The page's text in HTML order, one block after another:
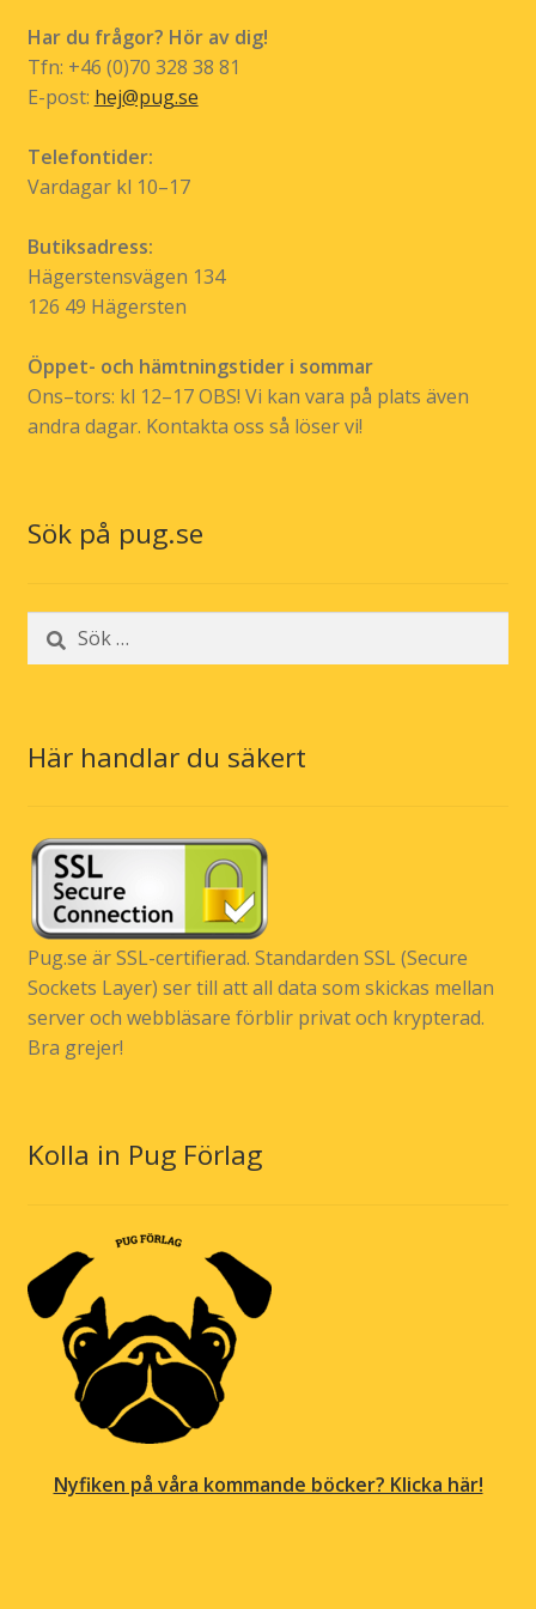
Har du frågor? Hör av dig!
Tfn: +46 (0)70 328 38 81
E-post: hej@pug.se
Telefontider:
Vardagar kl 10–17
Butiksadress:
Hägerstensvägen 134
126 49 Hägersten
Öppet- och hämtningstider i sommar
Ons–tors: kl 12–17 OBS! Vi kan vara på plats även
andra dagar. Kontakta oss så löser vi!
Sök på pug.se
Sök
efter:
Här handlar du säkert
Pug.se är SSL-certifierad. Standarden SSL (Secure
Sockets Layer) ser till att all data som skickas mellan
server och webbläsare förblir privat och krypterad.
Bra grejer!
Kolla in Pug Förlag
Nyfiken på våra kommande böcker? Klicka här!